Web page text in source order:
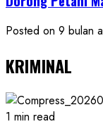
Posted on 9 bulan
KRIMINAL
1 min read